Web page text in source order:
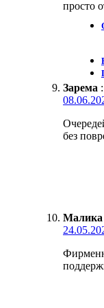
просто
Зарема :
без